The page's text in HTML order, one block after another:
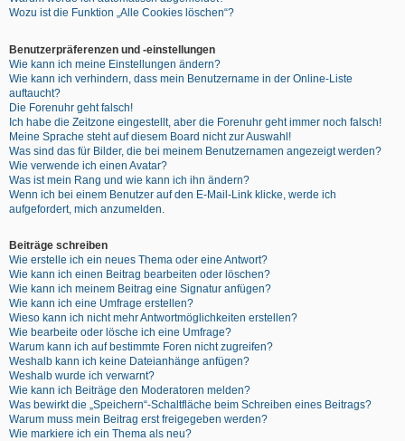
Wozu ist die Funktion „Alle Cookies löschen“?
Benutzerpräferenzen und -einstellungen
Wie kann ich meine Einstellungen ändern?
Wie kann ich verhindern, dass mein Benutzername in der Online-Liste
auftaucht?
Die Forenuhr geht falsch!
Ich habe die Zeitzone eingestellt, aber die Forenuhr geht immer noch falsch!
Meine Sprache steht auf diesem Board nicht zur Auswahl!
Was sind das für Bilder, die bei meinem Benutzernamen angezeigt werden?
Wie verwende ich einen Avatar?
Was ist mein Rang und wie kann ich ihn ändern?
Wenn ich bei einem Benutzer auf den E-Mail-Link klicke, werde ich
aufgefordert, mich anzumelden.
Beiträge schreiben
Wie erstelle ich ein neues Thema oder eine Antwort?
Wie kann ich einen Beitrag bearbeiten oder löschen?
Wie kann ich meinem Beitrag eine Signatur anfügen?
Wie kann ich eine Umfrage erstellen?
Wieso kann ich nicht mehr Antwortmöglichkeiten erstellen?
Wie bearbeite oder lösche ich eine Umfrage?
Warum kann ich auf bestimmte Foren nicht zugreifen?
Weshalb kann ich keine Dateianhänge anfügen?
Weshalb wurde ich verwarnt?
Wie kann ich Beiträge den Moderatoren melden?
Was bewirkt die „Speichern“-Schaltfläche beim Schreiben eines Beitrags?
Warum muss mein Beitrag erst freigegeben werden?
Wie markiere ich ein Thema als neu?